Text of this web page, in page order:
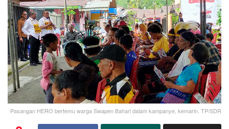
Pasangan HERO bertemu warga Swapen Bahari dalam kampanye, kemarin. TP/SDR